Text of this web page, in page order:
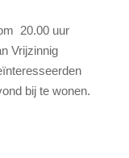
20.00 uur
Vrijzinnig
bij te wonen.